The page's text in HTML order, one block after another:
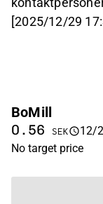
[2025/12/29
BoMill
0.56 SEK
12/
No target price